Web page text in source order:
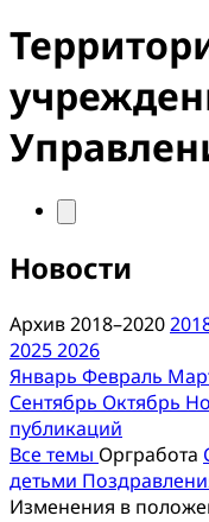
Новости
Архив 2018–2020
20252026
Январь Февраль
Сентябрь Октябрь
публикаций
Все темы Оргработа
детьми
Изменения в